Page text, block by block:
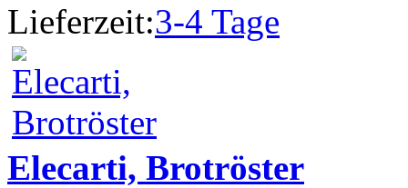
Lieferzeit:3-4 Tage
Elecarti, Brotröster